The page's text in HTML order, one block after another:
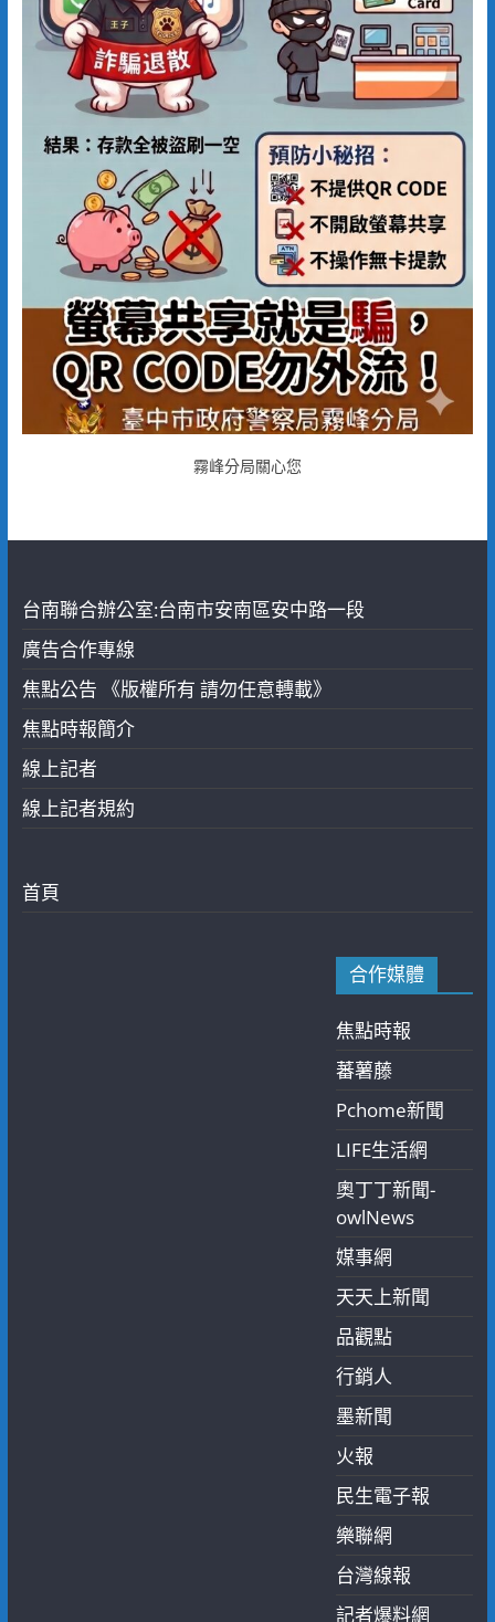
霧峰分局關心您
台南聯合辦公室:台南市安南區安中路一段
廣告合作專線
焦點公告 《版權所有 請勿任意轉載》
焦點時報簡介
線上記者
線上記者規約
首頁
合作媒體
焦點時報
蕃薯藤
Pchome新聞
LIFE生活網
奧丁丁新聞-
owlNews
媒事網
天天上新聞
品觀點
行銷人
墨新聞
火報
民生電子報
樂聯網
台灣線報
記者爆料網